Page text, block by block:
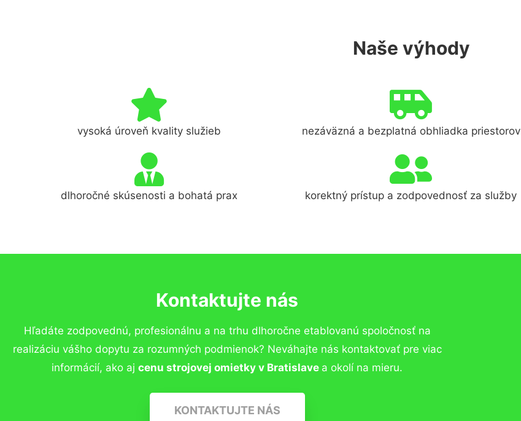
Naše výhody
vysoká úroveň kvality služieb nezáväzná a bezplatná obhliadka priestorov
dlhoročné skúsenosti a bohatá prax korektný prístup a zodpovednosť za služby
Kontaktujte nás
Hľadáte zodpovednú, profesionálnu a na trhu dlhoročne etablovanú spoločnosť na
realizáciu vášho dopytu za rozumných podmienok? Neváhajte nás kontaktovať pre viac
informácií, ako aj cenu strojovej omietky v Bratislave a okolí na mieru.
KONTAKTUJTE NÁS